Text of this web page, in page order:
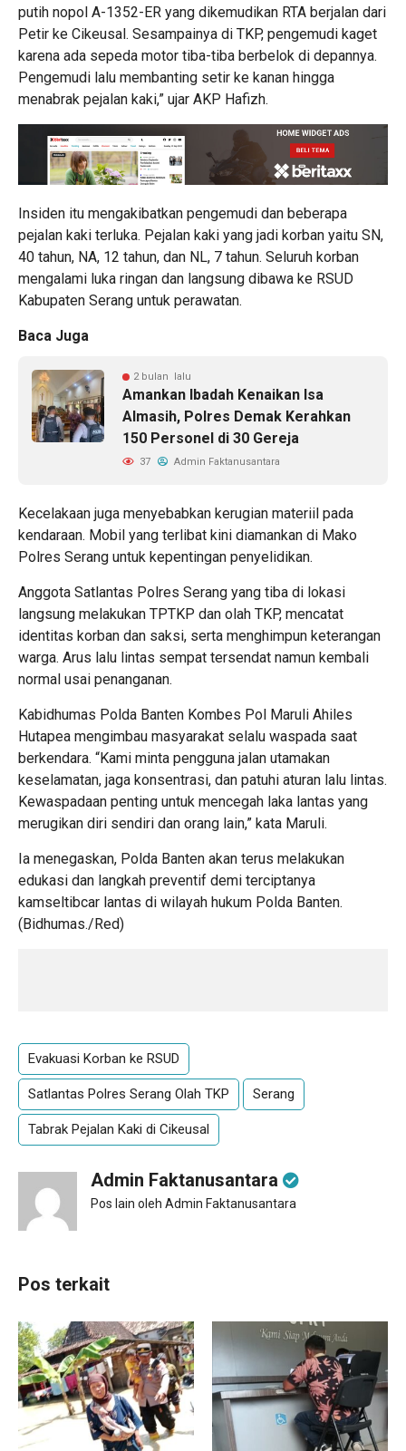
putih nopol A-1352-ER yang dikemudikan RTA berjalan dari
Petir ke Cikeusal. Sesampainya di TKP, pengemudi kaget
karena ada sepeda motor tiba-tiba berbelok di depannya.
Pengemudi lalu membanting setir ke kanan hingga
menabrak pejalan kaki,” ujar AKP Hafizh.
Insiden itu mengakibatkan pengemudi dan beberapa
pejalan kaki terluka. Pejalan kaki yang jadi korban yaitu SN,
40 tahun, NA, 12 tahun, dan NL, 7 tahun. Seluruh korban
mengalami luka ringan dan langsung dibawa ke RSUD
Kabupaten Serang untuk perawatan.
Baca Juga
2 bulan lalu
Amankan Ibadah Kenaikan Isa
Almasih, Polres Demak Kerahkan
150 Personel di 30 Gereja
37 Admin Faktanusantara
Kecelakaan juga menyebabkan kerugian materiil pada
kendaraan. Mobil yang terlibat kini diamankan di Mako
Polres Serang untuk kepentingan penyelidikan.
Anggota Satlantas Polres Serang yang tiba di lokasi
langsung melakukan TPTKP dan olah TKP, mencatat
identitas korban dan saksi, serta menghimpun keterangan
warga. Arus lalu lintas sempat tersendat namun kembali
normal usai penanganan.
Kabidhumas Polda Banten Kombes Pol Maruli Ahiles
Hutapea mengimbau masyarakat selalu waspada saat
berkendara. “Kami minta pengguna jalan utamakan
keselamatan, jaga konsentrasi, dan patuhi aturan lalu lintas.
Kewaspadaan penting untuk mencegah laka lantas yang
merugikan diri sendiri dan orang lain,” kata Maruli.
Ia menegaskan, Polda Banten akan terus melakukan
edukasi dan langkah preventif demi terciptanya
kamseltibcar lantas di wilayah hukum Polda Banten.
(Bidhumas./Red)
Evakuasi Korban ke RSUD
Satlantas Polres Serang Olah TKP Serang
Tabrak Pejalan Kaki di Cikeusal
Admin Faktanusantara
Pos lain oleh Admin Faktanusantara
Pos terkait